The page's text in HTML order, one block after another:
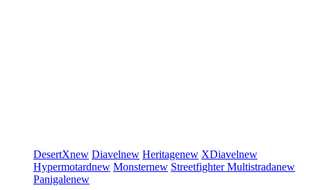
DesertXnew Diavelnew Heritagenew XDiavelnew
Hypermotardnew Monsternew StreetfighterMultistradanew
Panigalenew